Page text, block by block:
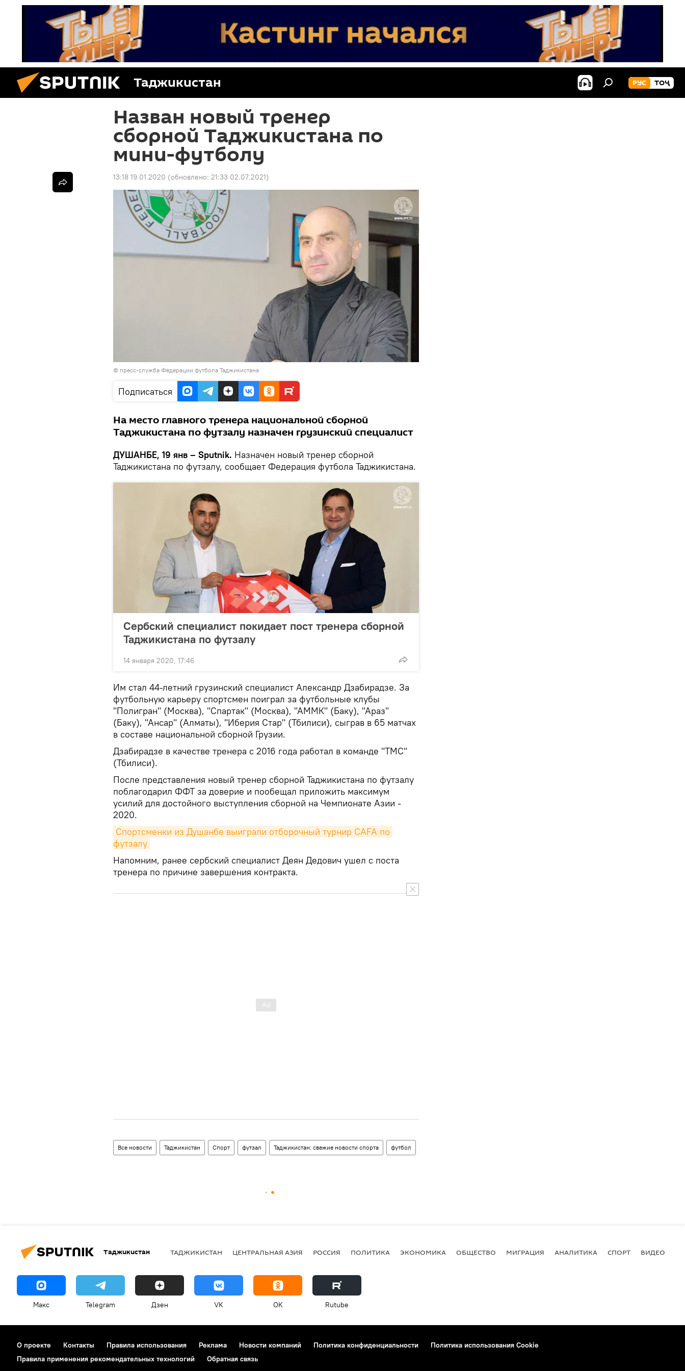
Таджикистан РУС ТОҶ
Назван новый тренер
сборной Таджикистана по
мини-футболу
13:18 19.01.2020 (обновлено: 21:33 02.07.2021)
© пресс-служба Федерации футбола Таджикистана
Подписаться
На место главного тренера национальной сборной
Таджикистана по футзалу назначен грузинский специалист
ДУШАНБЕ, 19 янв – Sputnik. Назначен новый тренер сборной
Таджикистана по футзалу, сообщает Федерация футбола Таджикистана.
Сербский специалист покидает пост тренера сборной
Таджикистана по футзалу
14 января 2020, 17:46
Им стал 44-летний грузинский специалист Александр Дзабирадзе. За
футбольную карьеру спортсмен поиграл за футбольные клубы
"Полигран" (Москва), "Спартак" (Москва), "АММК" (Баку), "Араз"
(Баку), "Ансар" (Алматы), "Иберия Стар" (Тбилиси), сыграв в 65 матчах
в составе национальной сборной Грузии.
Дзабирадзе в качестве тренера с 2016 года работал в команде "TMC"
(Тбилиси).
После представления новый тренер сборной Таджикистана по футзалу
поблагодарил ФФТ за доверие и пообещал приложить максимум
усилий для достойного выступления сборной на Чемпионате Азии -
2020.
Спортсменки из Душанбе выиграли отборочный турнир CAFA по
футзалу
Напомним, ранее сербский специалист Деян Дедович ушел с поста
тренера по причине завершения контракта.
Все новости Таджикистан Спорт футзал Таджикистан: свежие новости спорта футбол
Таджикистан ТАДЖИКИСТАН ЦЕНТРАЛЬНАЯ АЗИЯ РОССИЯ ПОЛИТИКА ЭКОНОМИКА ОБЩЕСТВО МИГРАЦИЯ АНАЛИТИКА СПОРТ ВИДЕО
Макс Telegram Дзен VK OK Rutube
О проекте Контакты Правила использования Реклама Новости компаний Политика конфиденциальности
Политика использования Cookie
Правила применения рекомендательных технологий
Обратная связь